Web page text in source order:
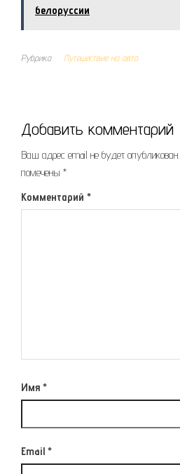
белоруссии
Рубрика Путешествие на авто
Добавить комментарий
Ваш адрес email не будет опубликован.
помечены *
Комментарий *
Имя *
Email *